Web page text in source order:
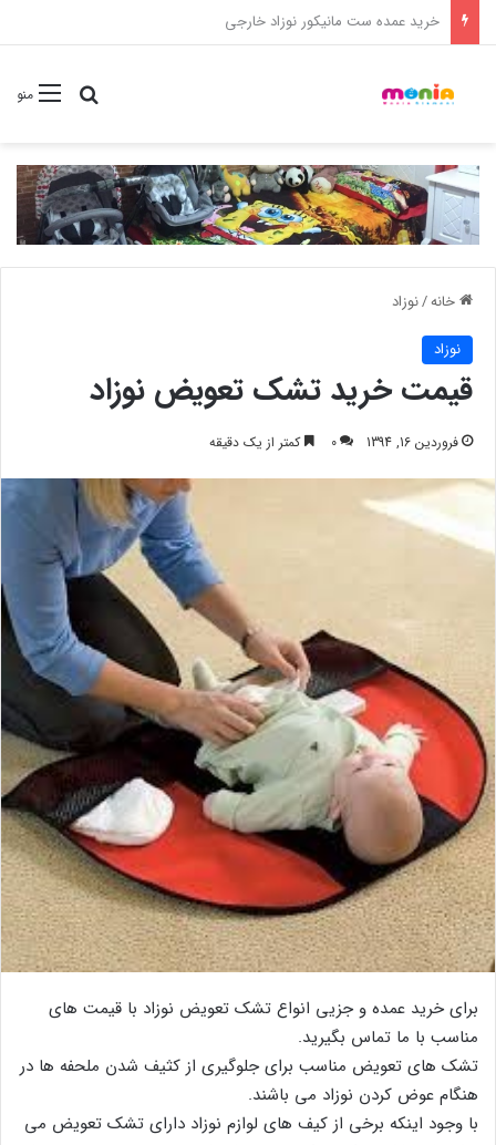
خرید شامپو سر و بدن 500 میل کودک موستلا
منوجستجو
خانه/نوزاد
نوزاد
قیمت خرید تشک تعویض نوزاد
فروردین 16, 1394 0 کمتر از یک دقیقه
برای خرید عمده و جزیی انواع تشک تعویض نوزاد با قیمت های
مناسب با ما تماس بگیرید.
تشک های تعویض مناسب برای جلوگیری از کثیف شدن ملحفه ها در
هنگام عوض کردن نوزاد می باشند.
با وجود اینکه برخی از کیف های لوازم نوزاد دارای تشک تعویض می